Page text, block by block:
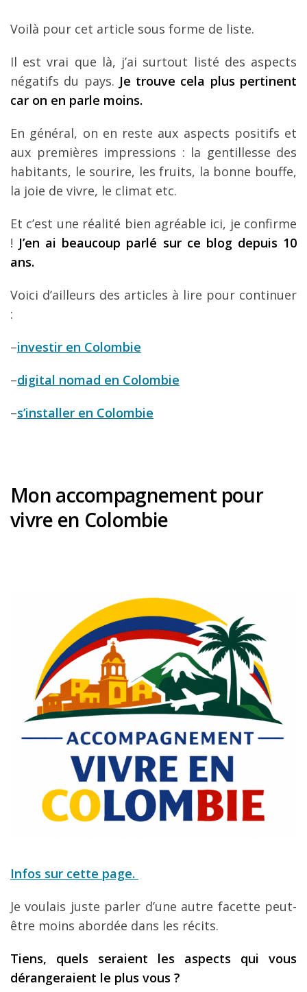
Voilà pour cet article sous forme de liste.
Il est vrai que là, j’ai surtout listé des aspects
négatifs du pays. Je trouve cela plus pertinent
car on en parle moins.
En général, on en reste aux aspects positifs et
aux premières impressions : la gentillesse des
habitants, le sourire, les fruits, la bonne bouffe,
la joie de vivre, le climat etc.
Et c’est une réalité bien agréable ici, je confirme
! J’en ai beaucoup parlé sur ce blog depuis 10
ans.
Voici d’ailleurs des articles à lire pour continuer
:
–investir en Colombie
–digital nomad en Colombie
–s’installer en Colombie
Mon accompagnement pour
vivre en Colombie
Infos sur cette page.
Je voulais juste parler d’une autre facette peut-
être moins abordée dans les récits.
Tiens, quels seraient les aspects qui vous
dérangeraient le plus vous ?